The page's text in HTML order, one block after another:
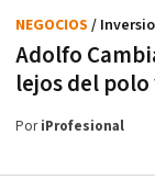
Adolfo
lejos del
NEGOCIOS /
PoriProfesional